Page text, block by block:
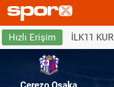
Hızlı Erişim İLK11 KUR